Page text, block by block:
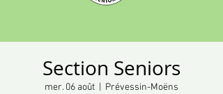
Section Seniors
mer. 06 août Prévessin-Moëns